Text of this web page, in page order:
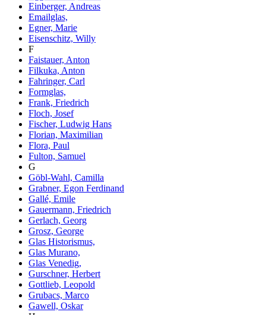
Einberger, Andreas
Emailglas,
Egner, Marie
Eisenschitz, Willy
F
Faistauer, Anton
Filkuka, Anton
Fahringer, Carl
Formglas,
Frank, Friedrich
Floch, Josef
Fischer, Ludwig Hans
Florian, Maximilian
Flora, Paul
Fulton, Samuel
G
Göbl-Wahl, Camilla
Grabner, Egon Ferdinand
Gallé, Emile
Gauermann, Friedrich
Gerlach, Georg
Grosz, George
Glas Historismus,
Glas Murano,
Glas Venedig,
Gurschner, Herbert
Gottlieb, Leopold
Grubacs, Marco
Gawell, Oskar